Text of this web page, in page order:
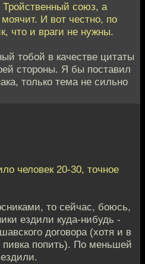
союз, а
И вот честно, по
что и враги не нужны.
тобой в качестве цитаты
стороны. Я бы поставил
только тема не сильно
человек 20-30, точное
то сейчас, боюсь,
ездили куда-нибудь -
договора (хотя и в
попить). По меньшей